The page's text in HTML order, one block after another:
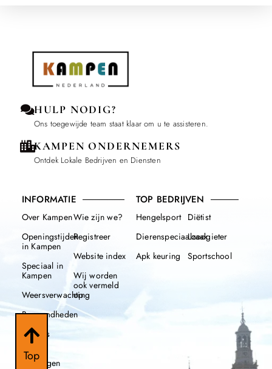
Top
HULP NODIG?
Ons toegewijde team staat klaar om u te assisteren.
KAMPEN ONDERNEMERS
Ontdek Lokale Bedrijven en Diensten
INFORMATIE
Over Kampen
Openingstijden
in Kampen
Speciaal in
Kampen
Weersverwachting
Beroemdheden
Nieuws
112
meldingen
Wie zijn we?
Registreer
Website index
Wij worden
ook vermeld
op
TOP BEDRIJVEN
Hengelsport
Dierenspeciaalzaak
Apk keuring
Diëtist
Loodgieter
Sportschool